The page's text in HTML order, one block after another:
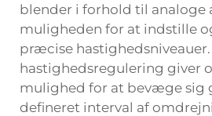
blender i forhold til analoge
muligheden for at indstille
præcise hastighedsniveauer.
hastighedsregulering giver
mulighed for at bevæge sig
defineret interval af